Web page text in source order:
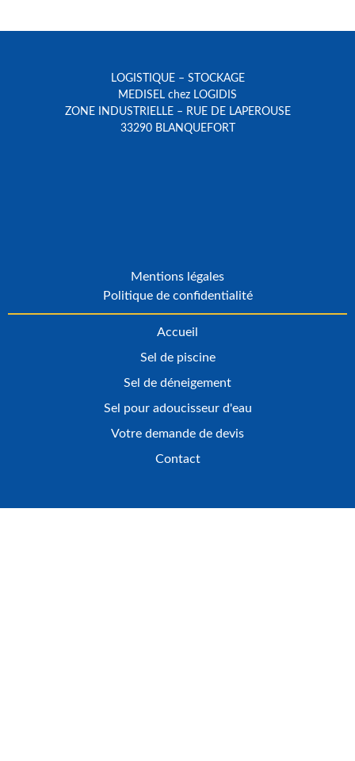
LOGISTIQUE – STOCKAGE
MEDISEL chez LOGIDIS
ZONE INDUSTRIELLE – RUE DE LAPEROUSE
33290 BLANQUEFORT
Mentions légales
Politique de confidentialité
Accueil
Sel de piscine
Sel de déneigement
Sel pour adoucisseur d'eau
Votre demande de devis
Contact